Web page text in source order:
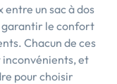
entre un sac à dos
garantir le confort
Chacun de ces
inconvénients, et
pour choisir